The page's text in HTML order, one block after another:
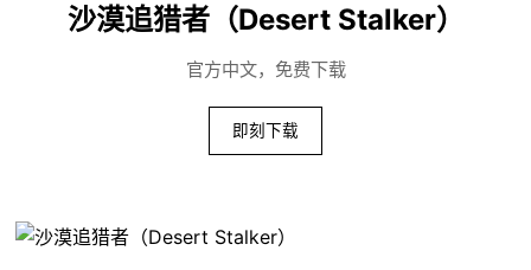
沙漠追猎者（Desert Stalker）
官方中文，免费下载
即刻下载